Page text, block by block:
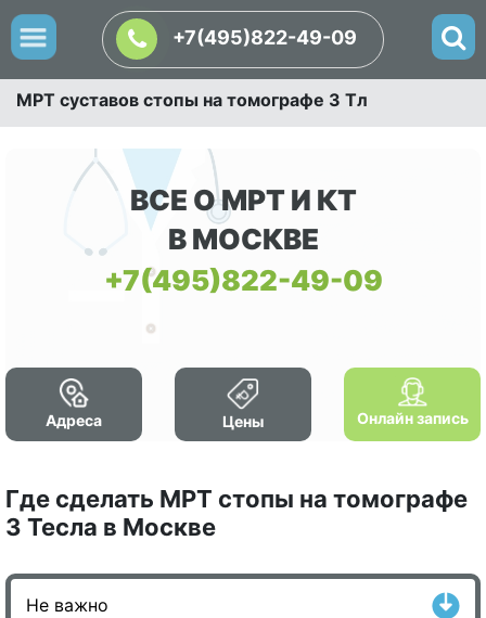
+7(495)822-49-09
МРТ суставов стопы на томографе 3 Тл
ВСЕ О МРТ И КТ
В МОСКВЕ
+7(495)822-49-09
Адреса Цены Онлайн запись
Где сделать МРТ стопы на томографе
3 Тесла в Москве